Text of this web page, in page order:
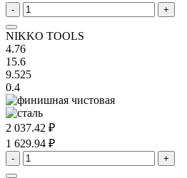
- +
NIKKO TOOLS
4.76
15.6
9.525
0.4
2 037.42 ₽
1 629.94 ₽
- +